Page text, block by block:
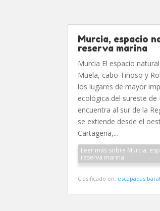
Murcia, espacio
reserva marina
Murcia El espacio
Muela, cabo Tiñoso y
los lugares de mayor
ecológica del sureste de
encuentra al sur de la
se extiende desde el
Cartagena,...
Leer más sobre Murcia,
reserva marina
Clasificado en: escapadas